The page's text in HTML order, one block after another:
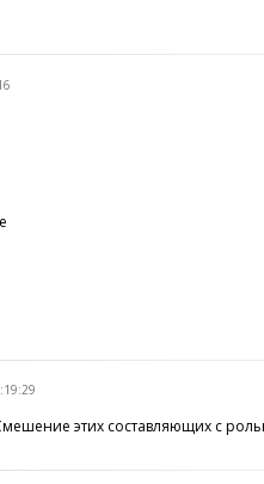
этих составляющих с